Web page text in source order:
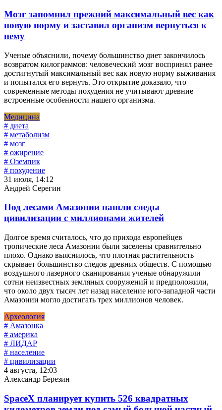
Мозг запомнил прежний максимальный вес как
новую норму и заставил организм вернуться к
нему
Ученые объяснили, почему большинство диет закончилось
возвратом килограммов: человеческий мозг воспринял ранее
достигнутый максимальный вес как новую норму выживания
и попытался его вернуть. Это открытие доказало, что
современные методы похудения не учитывают древние
встроенные особенности нашего организма.
Медицина
# диета
# метаболизм
# мозг
# ожирение
# Оземпик
# похудение
31 июля, 14:12
Андрей Серегин
Под лесами Амазонии нашли следы
цивилизации с миллионами жителей
Долгое время считалось, что до прихода европейцев
тропические леса Амазонии были заселены сравнительно
плохо. Однако выяснилось, что плотная растительность
скрывает большинство следов древних обществ. С помощью
воздушного лазерного сканирования ученые обнаружили
сотни неизвестных земляных сооружений и предположили,
что около двух тысяч лет назад население юго-западной части
Амазонии могло достигать трех миллионов человек.
Археология
# Амазонка
# америка
# ЛИДАР
# население
# цивилизации
4 августа, 12:03
Александр Березин
SpaceX планирует купить 526 квадратных